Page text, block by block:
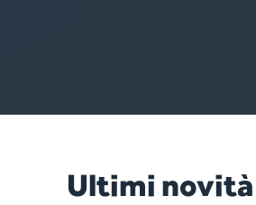
Ultimi